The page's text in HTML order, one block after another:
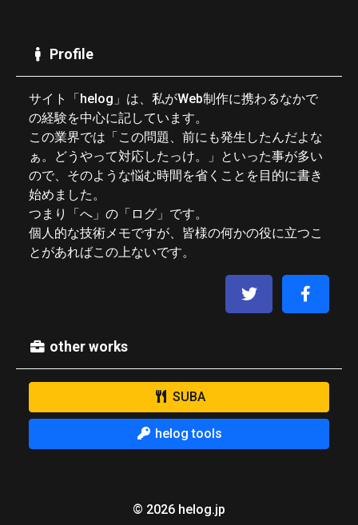
Profile
サイト「helog」は、私がWeb制作に携わるなかで
の経験を中心に記しています。
この業界では「この問題、前にも発生したんだよな
ぁ。どうやって対応したっけ。」といった事が多い
ので、そのような悩む時間を省くことを目的に書き
始めました。
つまり「へ」の「ログ」です。
個人的な技術メモですが、皆様の何かの役に立つこ
とがあればこの上ないです。
other works
SUBA
helog tools
© 2026 helog.jp